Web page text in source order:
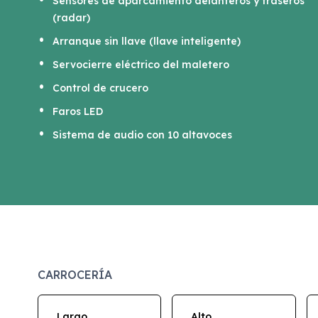
(radar)
Arranque sin llave (llave inteligente)
Servocierre eléctrico del maletero
Control de crucero
Faros LED
Sistema de audio con 10 altavoces
CARROCERÍA